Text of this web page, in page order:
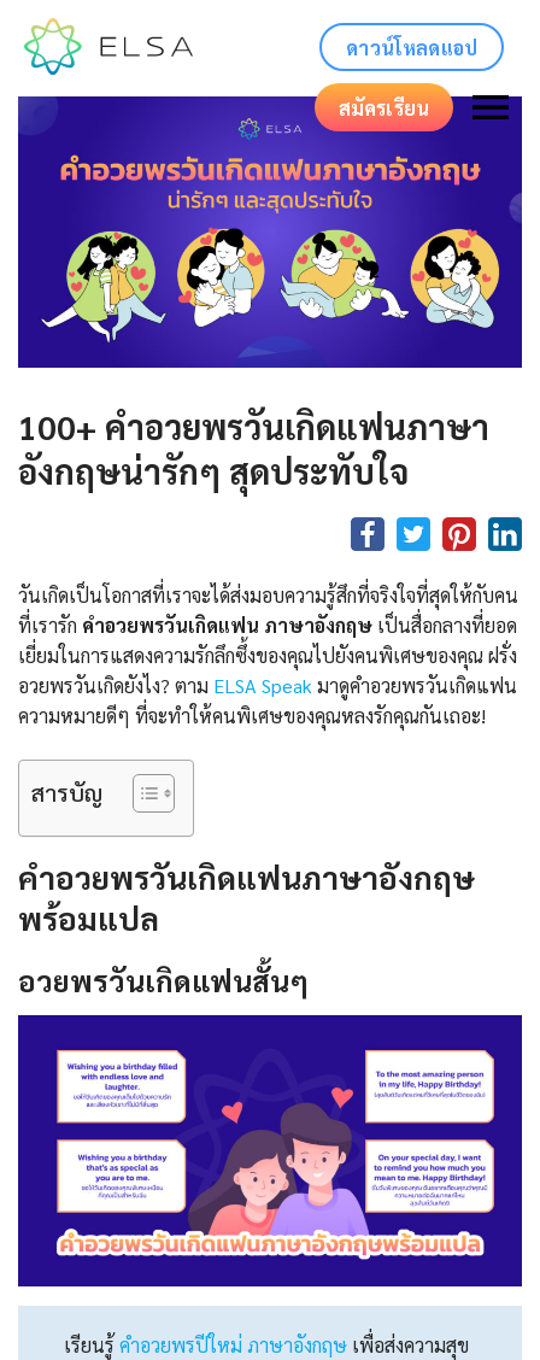
ดาวน์โหลดแอป
สมัครเรียน
100+ คําอวยพรวันเกิดแฟนภาษา
อังกฤษน่ารักๆ สุดประทับใจ
วันเกิดเป็นโอกาสที่เราจะได้ส่งมอบความรู้สึกที่จริงใจที่สุดให้กับคน
ที่เรารัก คําอวยพรวันเกิดแฟน ภาษาอังกฤษ เป็นสื่อกลางที่ยอด
เยี่ยมในการแสดงความรักลึกซึ้งของคุณไปยังคนพิเศษของคุณ ฝรั่ง
อวยพรวันเกิดยังไง? ตาม ELSA Speak มาดูคําอวยพรวันเกิดแฟน
ความหมายดีๆ ที่จะทำให้คนพิเศษของคุณหลงรักคุณกันเถอะ!
สารบัญ
คําอวยพรวันเกิดแฟนภาษาอังกฤษ
พร้อมแปล
อวยพรวันเกิดแฟนสั้นๆ
เรียนรู้ คําอวยพรปีใหม่ ภาษาอังกฤษ เพื่อส่งความสุข